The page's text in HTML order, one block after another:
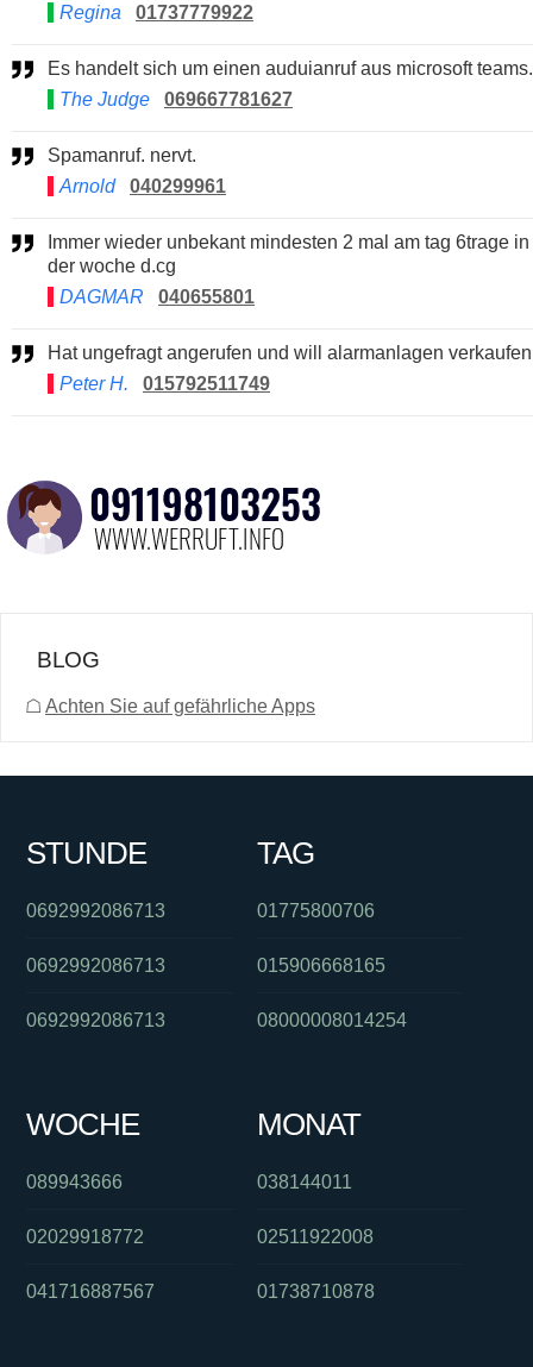
Regina
01737779922
Es handelt sich um einen auduianruf aus microsoft teams.
The Judge
069667781627
Spamanruf. nervt.
Arnold
040299961
der woche d.cg
DAGMAR
040655801
Hat ungefragt angerufen und will alarmanlagen verkaufen
Peter H.
015792511749
BLOG
☖ Achten Sie auf gefährliche Apps
STUNDE
0692992086713
0692992086713
0692992086713
TAG
01775800706
015906668165
08000008014254
WOCHE
089943666
02029918772
041716887567
MONAT
038144011
02511922008
01738710878